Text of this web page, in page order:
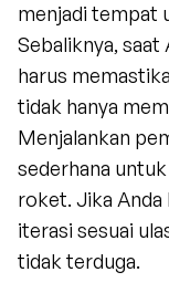
menjadi tempat
Sebaliknya,
harus
tidak hanya
Menjalankan
sederhana
roket. Jika Anda
iterasi sesuai
tidak terduga.